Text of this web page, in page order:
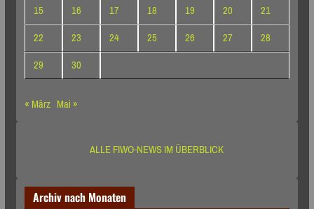
15
16 17 18 19 20
21
22
23 24 25 26 27
28
29
30
« März Mai »
ALLE FIWO-NEWS IM ÜBERBLICK
Archiv nach Monaten